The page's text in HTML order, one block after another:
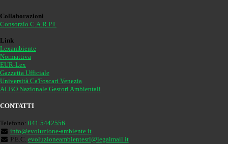
Collaborazioni
Consorzio C.A.R.P.I.
Link
Lexambiente
Normattiva
EUR-Lex
Gazzetta Ufficiale
Università Ca'Foscari Venezia
ALBO Nazionale Gestori Ambientali
CONTATTI
Telefono: 041.5442556
info@evoluzione-ambiente.it
P.E.C. evoluzioneambientesrl@legalmail.it